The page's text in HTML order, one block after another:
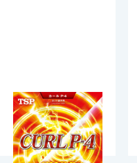
TSP Curl P-4 Chop
Kummid
36.90€